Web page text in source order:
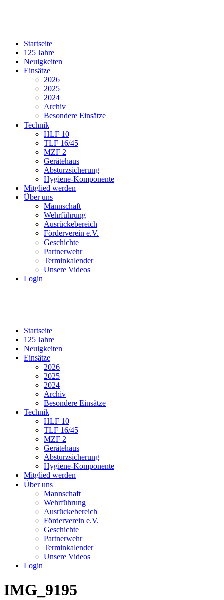
Startseite
125 Jahre
Neuigkeiten
Einsätze
2026
2025
2024
Archiv
Besondere Einsätze
Technik
HLF 10
TLF 16/45
MZF 2
Gerätehaus
Absturzsicherung
Hygiene-Komponente
Mitglied werden
Über uns
Mannschaft
Wehrführung
Ausrückebereich
Förderverein e.V.
Geschichte
Partnerwehr
Terminkalender
Unsere Videos
Login
Startseite
125 Jahre
Neuigkeiten
Einsätze
2026
2025
2024
Archiv
Besondere Einsätze
Technik
HLF 10
TLF 16/45
MZF 2
Gerätehaus
Absturzsicherung
Hygiene-Komponente
Mitglied werden
Über uns
Mannschaft
Wehrführung
Ausrückebereich
Förderverein e.V.
Geschichte
Partnerwehr
Terminkalender
Unsere Videos
Login
IMG_9195